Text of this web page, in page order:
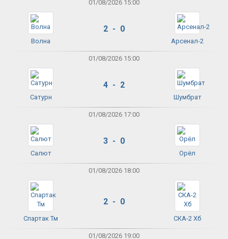
01/08/2026 15:00
Волна
2 - 0
Арсенал-2
01/08/2026 15:00
Сатурн
4 - 2
Шумбрат
01/08/2026 17:00
Салют
3 - 0
Орёл
01/08/2026 18:00
Спартак Тм
2 - 0
СКА-2 Хб
01/08/2026 19:00